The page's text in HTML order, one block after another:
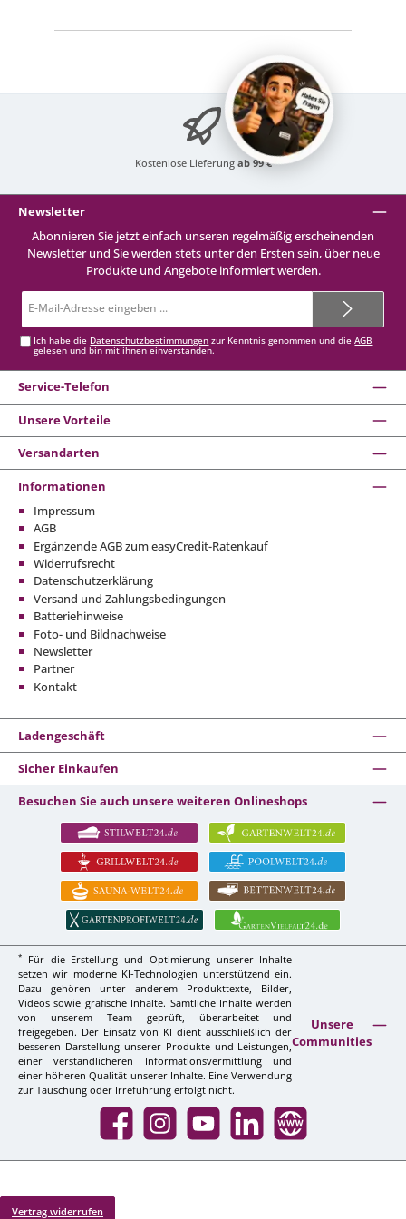
Kostenlose Lieferung ab 99 €
Newsletter
Abonnieren Sie jetzt einfach unseren regelmäßig erscheinenden
Newsletter und Sie werden stets unter den Ersten sein, über neue
Produkte und Angebote informiert werden.
Mail-
Ich habe die Datenschutzbestimmungen zur Kenntnis genommen und dieAGB
gelesen und bin mit ihnen einverstanden.
Service-Telefon
Unsere Vorteile
Versandarten
Informationen
Impressum
AGB
Ergänzende AGB zum easyCredit-Ratenkauf
Widerrufsrecht
Datenschutzerklärung
Versand und Zahlungsbedingungen
Batteriehinweise
Foto- und Bildnachweise
Newsletter
Partner
Kontakt
Ladengeschäft
Sicher Einkaufen
Besuchen Sie auch unsere weiteren Onlineshops
*
Für die Erstellung und Optimierung unserer Inhalte
setzen wir moderne KI-Technologien unterstützend ein.
Dazu gehören unter anderem Produkttexte, Bilder,
Videos sowie grafische Inhalte. Sämtliche Inhalte werden
von unserem Team geprüft, überarbeitet und
freigegeben. Der Einsatz von KI dient ausschließlich der
besseren Darstellung unserer Produkte und Leistungen,
einer verständlicheren Informationsvermittlung und
einer höheren Qualität unserer Inhalte. Eine Verwendung
zur Täuschung oder Irreführung erfolgt nicht.
Unsere
Communities
Facebook InstagramYouTube LinkedIn Website
Vertrag widerrufen